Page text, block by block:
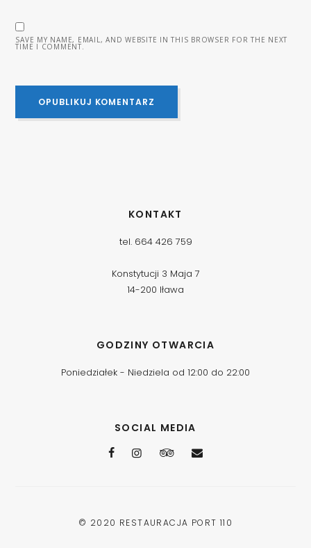
SAVE MY NAME, EMAIL, AND WEBSITE IN THIS BROWSER FOR THE NEXT
TIME I COMMENT.
KONTAKT
tel. 664 426 759
Konstytucji 3 Maja 7
14-200 Iława
GODZINY OTWARCIA
Poniedziałek - Niedziela od 12:00 do 22:00
SOCIAL MEDIA
© 2020 RESTAURACJA PORT 110